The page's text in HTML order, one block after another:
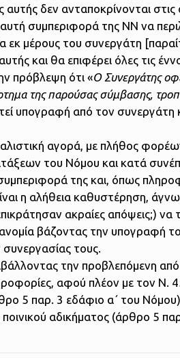
δεν ανταποκρίνονται στις
συμπεριφορά της ΝΝ να
εκ μέρους του συνεργάτη
και θα επιφέρει όλες τις
πρόβλεψη ότι «Ο Συνεργάτης
της παρούσας σύμβασης,
υπογραφή από τον συνεργάτη
αγορά, με πλήθος
του Νόμου και κατά
της και, όπως
η αλήθεια καθυστέρηση,
ακραίες απόψεις;) να
βάζοντας την υπογραφή
τους.
την προβλεπόμενη
αφού πλέον με τον Ν.
5 παρ. 3 εδάφιο α΄ του
αδικήματος (άρθρο 5